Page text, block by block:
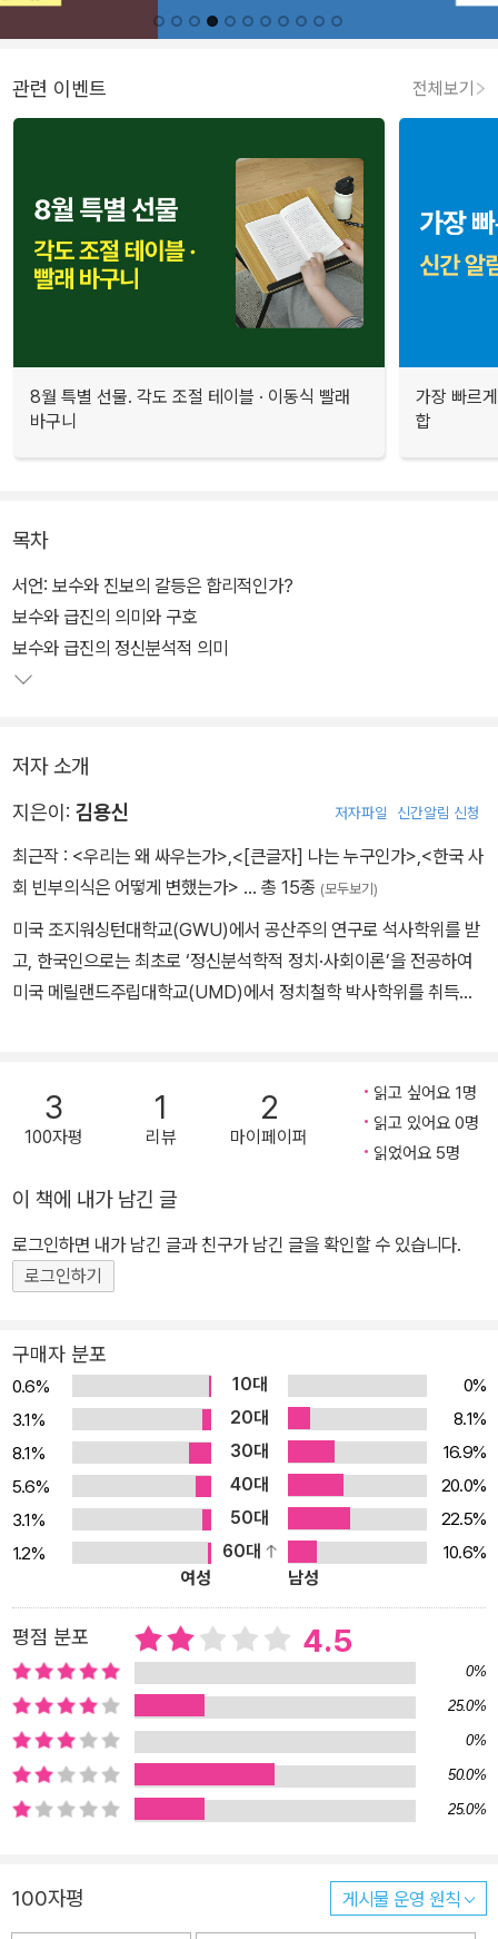
관련 이벤트 전체보기
8월 특별 선물. 각도 조절 테이블 · 이동식 빨래
바구니
가장 빠르
합
목차
서언: 보수와 진보의 갈등은 합리적인가?
보수와 급진의 의미와 구호
보수와 급진의 정신분석적 의미
저자 소개
지은이: 김용신 저자파일 신간알림 신청
최근작 : <우리는 왜 싸우는가> <[큰글자] 나는 누구인가> <한국 사
회 빈부의식은 어떻게 변했는가> … 총 15종 (모두보기)
미국 조지워싱턴대학교(GWU)에서 공산주의 연구로 석사학위를 받
고, 한국인으로는 최초로 ‘정신분석학적 정치·사회이론’을 전공하여
미국 메릴랜드주립대학교(UMD)에서 정치철학 박사학위를 취득했
on (영문) - The Letters Between Toegye and Gobong on F
our Virtues and Seven Passions (退溪, 高峰 四七理氣 往
판 (II): 한국인의 잠재의식과 정치병리 - 성리학자 기대승 프로이트
를 만나다 - 보수와 진보의 정신분석 - 예술의 정신분석학적 해석 -
書의 美學 - 심리학 한국인을 만나다 - 나는 누구인가: 일반인을 위
ts (영문, 공저)
3
100자평
1
리뷰
2
마이페이퍼
읽고 싶어요 1명
읽고 있어요 0명
읽었어요 5명
이 책에 내가 남긴 글
로그인하면 내가 남긴 글과 친구가 남긴 글을 확인할 수 있습니다.
로그인하기
구매자 분포
0.6% 10대
0%
3.1%
20대
8.1%
8.1%
30대
16.9%
5.6%
40대
20.0%
3.1%
50대
22.5%
1.2%
60대
10.6%
여성
남성
평점 분포 4.5
0%
25.0%
0%
50.0%
25.0%
100자평 게시물 운영 원칙